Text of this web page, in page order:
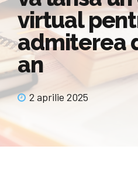
virtual
admiterea
an
2 aprilie 2025